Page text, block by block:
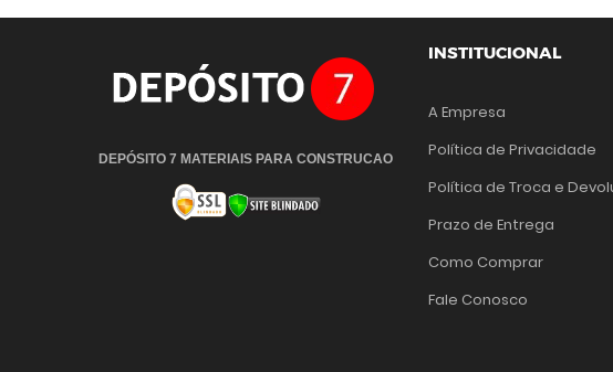
DEPÓSITO 7 MATERIAIS PARA CONSTRUCAO
INSTITUCIONAL
A Empresa
Política de Privacidade
Política de Troca e
Prazo de Entrega
Como Comprar
Fale Conosco